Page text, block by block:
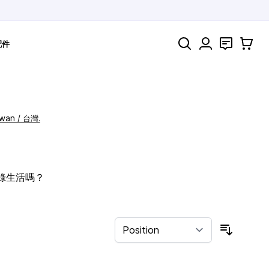
件 Search 聯絡 購物車
/ 台灣.
生活嗎？